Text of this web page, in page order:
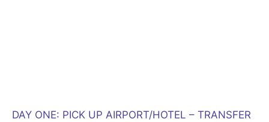
DAY ONE: PICK UP AIRPORT/HOTEL – TRANSFER